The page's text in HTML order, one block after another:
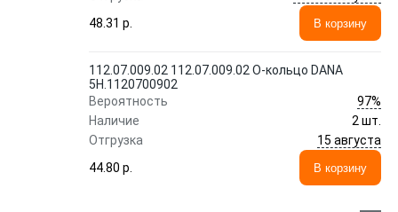
48.31 p.
В корзину
112.07.009.02 112.07.009.02 О-кольцо DANA
5H.1120700902
Вероятность
97%
Наличие
2 шт.
Отгрузка
15 августа
44.80 p.
В корзину